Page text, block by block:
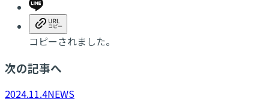
コピーされました。
次の記事へ
2024.11.4NEWS